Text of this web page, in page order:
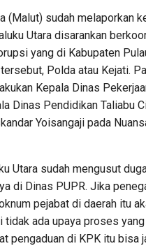
(Malut) sudah melaporkan
Utara disarankan
yang di Kabupaten
Polda atau Kejati.
Kepala Dinas
Dinas Pendidikan Taliabu
Yoisangaji pada
Utara sudah mengusut
di Dinas PUPR. Jika
pejabat di daerah itu
tidak ada upaya proses yang
pengaduan di KPK itu bisa